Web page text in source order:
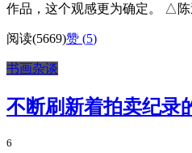
作品，这个观感更为确定。 △陈
阅读(5669)赞 (5)
书画杂谈
不断刷新着拍卖纪录
6